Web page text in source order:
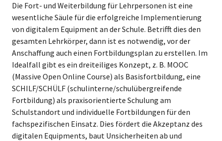
Die Fort- und Weiterbildung für Lehrpersonen ist eine
wesentliche Säule für die erfolgreiche Implementierung
von digitalem Equipment an der Schule. Betrifft dies den
gesamten Lehrkörper, dann ist es notwendig, vor der
Anschaffung auch einen Fortbildungsplan zu erstellen. Im
Idealfall gibt es ein dreiteiliges Konzept, z. B. MOOC
(Massive Open Online Course) als Basisfortbildung, eine
SCHILF/SCHÜLF (schulinterne/schulübergreifende
Fortbildung) als praxisorientierte Schulung am
Schulstandort und individuelle Fortbildungen für den
fachspezifischen Einsatz. Dies fördert die Akzeptanz des
digitalen Equipments, baut Unsicherheiten ab und